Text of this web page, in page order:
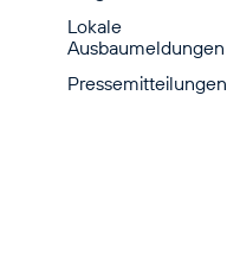
Lokale
Ausbaumeldungen
Pressemitteilungen